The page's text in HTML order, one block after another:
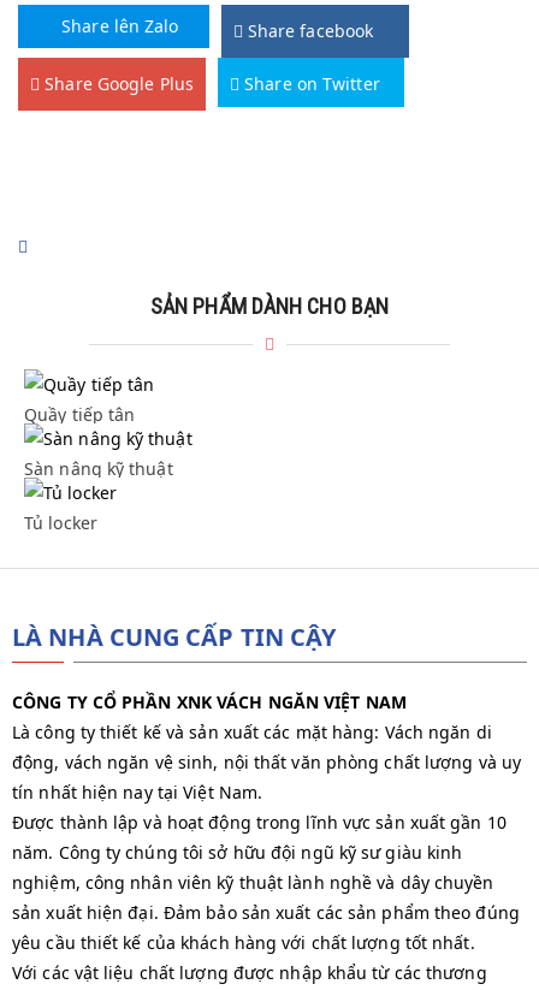
Share lên Zalo Share facebook
Share Google Plus Share on Twitter
SẢN PHẨM DÀNH CHO BẠN
Quầy tiếp tân
Sàn nâng kỹ thuật
Tủ locker
LÀ NHÀ CUNG CẤP TIN CẬY
CÔNG TY CỔ PHẦN XNK VÁCH NGĂN VIỆT NAM
Là công ty thiết kế và sản xuất các mặt hàng: Vách ngăn di
động, vách ngăn vệ sinh, nội thất văn phòng chất lượng và uy
tín nhất hiện nay tại Việt Nam.
Được thành lập và hoạt động trong lĩnh vực sản xuất gần 10
năm. Công ty chúng tôi sở hữu đội ngũ kỹ sư giàu kinh
nghiệm, công nhân viên kỹ thuật lành nghề và dây chuyền
sản xuất hiện đại. Đảm bảo sản xuất các sản phẩm theo đúng
yêu cầu thiết kế của khách hàng với chất lượng tốt nhất.
Với các vật liệu chất lượng được nhập khẩu từ các thương